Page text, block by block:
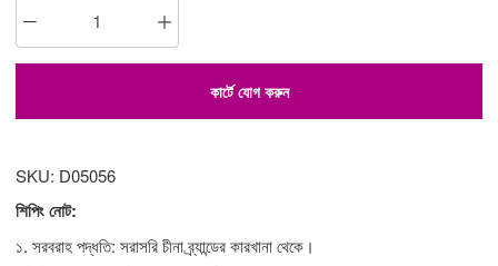
কার্টে যোগ করুন
SKU: D05056
শিপিং নোট:
১. সরবরাহ পদ্ধতি: সরাসরি চীনা ব্র্যান্ডের কারখানা থেকে।